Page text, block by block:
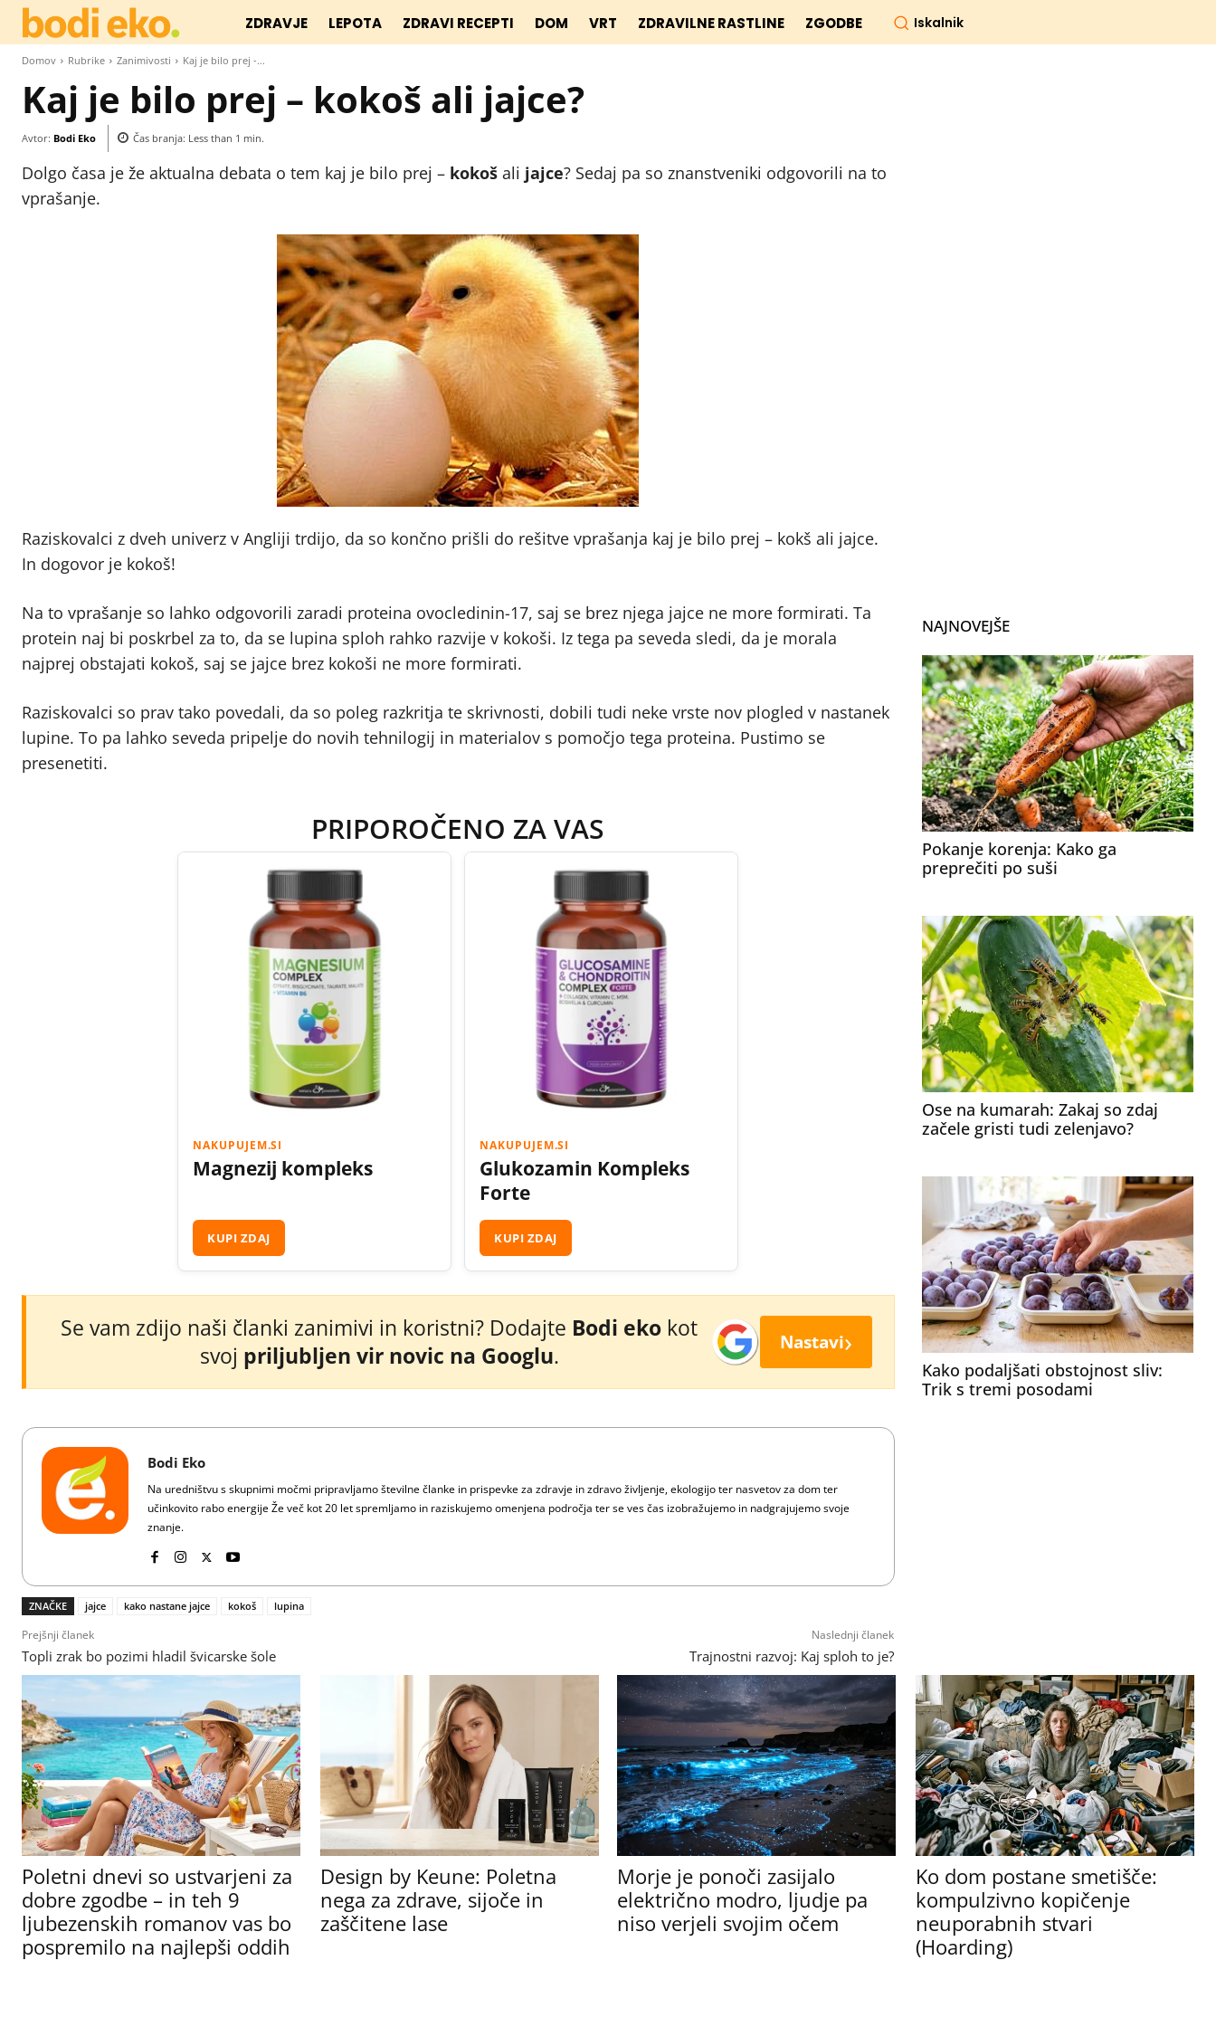
ZDRAVJE LEPOTA ZDRAVI RECEPTI DOM VRT ZDRAVILNE RASTLINE ZGODBE Iskalnik
Domov Rubrike Zanimivosti Kaj je bilo prej -...
Kaj je bilo prej – kokoš ali jajce?
Avtor: Bodi Eko Čas branja: Less than 1 min.
Dolgo časa je že aktualna debata o tem kaj je bilo prej – kokoš ali jajce? Sedaj pa so znanstveniki odgovorili na to
vprašanje.
Raziskovalci z dveh univerz v Angliji trdijo, da so končno prišli do rešitve vprašanja kaj je bilo prej – kokš ali jajce.
In dogovor je kokoš!
Na to vprašanje so lahko odgovorili zaradi proteina ovocledinin-17, saj se brez njega jajce ne more formirati. Ta
protein naj bi poskrbel za to, da se lupina sploh rahko razvije v kokoši. Iz tega pa seveda sledi, da je morala
najprej obstajati kokoš, saj se jajce brez kokoši ne more formirati.
Raziskovalci so prav tako povedali, da so poleg razkritja te skrivnosti, dobili tudi neke vrste nov plogled v nastanek
lupine. To pa lahko seveda pripelje do novih tehnilogij in materialov s pomočjo tega proteina. Pustimo se
presenetiti.
PRIPOROČENO ZA VAS
NAKUPUJEM.SI
Magnezij kompleks
KUPI ZDAJ
NAKUPUJEM.SI
Glukozamin Kompleks
Forte
KUPI ZDAJ
Se vam zdijo naši članki zanimivi in koristni? Dodajte Bodi eko kot
svoj priljubljen vir novic na Googlu. Nastavi›
Bodi Eko
Na uredništvu s skupnimi močmi pripravljamo številne članke in prispevke za zdravje in zdravo življenje, ekologijo ter nasvetov za dom ter
učinkovito rabo energije Že več kot 20 let spremljamo in raziskujemo omenjena področja ter se ves čas izobražujemo in nadgrajujemo svoje
znanje.
ZNAČKE jajce kako nastane jajce kokoš lupina
Prejšnji članek
Topli zrak bo pozimi hladil švicarske šole
Naslednji članek
Trajnostni razvoj: Kaj sploh to je?
NAJNOVEJŠE
Pokanje korenja: Kako ga
preprečiti po suši
Ose na kumarah: Zakaj so zdaj
začele gristi tudi zelenjavo?
Kako podaljšati obstojnost sliv:
Trik s tremi posodami
Poletni dnevi so ustvarjeni za
dobre zgodbe – in teh 9
ljubezenskih romanov vas bo
pospremilo na najlepši oddih
Design by Keune: Poletna
nega za zdrave, sijoče in
zaščitene lase
Morje je ponoči zasijalo
električno modro, ljudje pa
niso verjeli svojim očem
Ko dom postane smetišče:
kompulzivno kopičenje
neuporabnih stvari
(Hoarding)